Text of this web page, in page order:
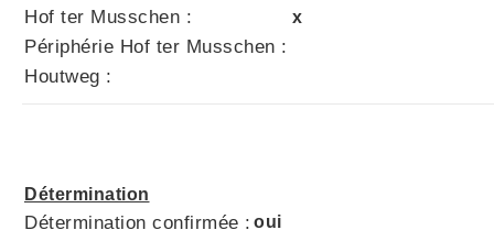
Hof ter Musschen : x
Périphérie Hof ter Musschen :
Houtweg :
Détermination
Détermination confirmée : oui